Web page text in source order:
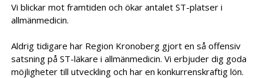
Vi blickar mot framtiden och ökar antalet ST-platser i
allmänmedicin.
Aldrig tidigare har Region Kronoberg gjort en så offensiv
satsning på ST-läkare i allmänmedicin. Vi erbjuder dig goda
möjligheter till utveckling och har en konkurrenskraftig lön.